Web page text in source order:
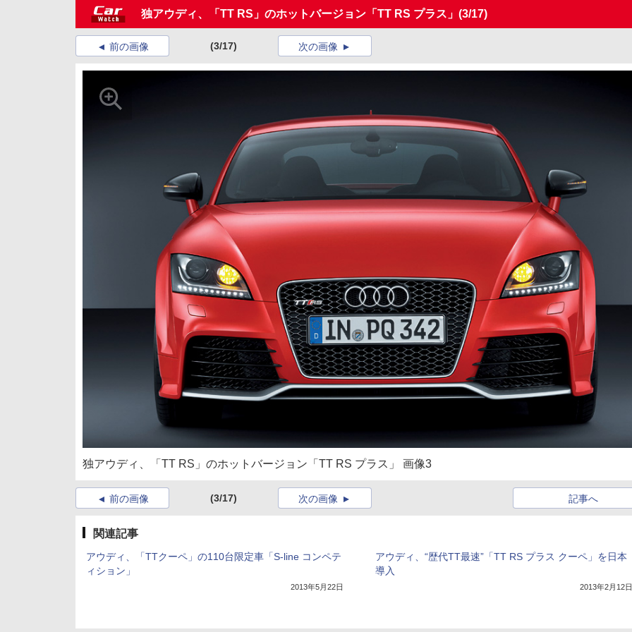
独アウディ、「TT RS」のホットバージョン「TT RS プラス」 (3/17)
前の画像 (3/17) 次の画像
独アウディ、「TT RS」のホットバージョン「TT RS プラス」 画像3
前の画像 (3/17) 記事へ
次の画像
関連記事
アウディ、「TTクーペ」の110台限定車「S-line コンペテ
ィション」
2013年5月22日
アウディ、“歴代TT最速”「TT RS プラス クーペ」を日本
導入
2013年2月12日